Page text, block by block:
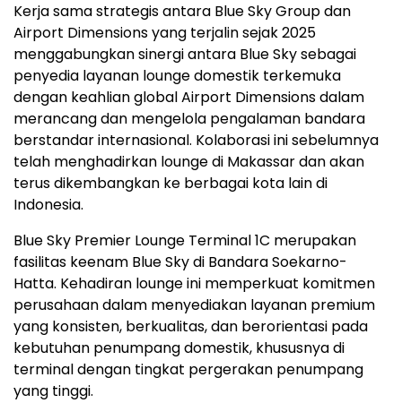
Kerja sama strategis antara Blue Sky Group dan
Airport Dimensions yang terjalin sejak 2025
menggabungkan sinergi antara Blue Sky sebagai
penyedia layanan lounge domestik terkemuka
dengan keahlian global Airport Dimensions dalam
merancang dan mengelola pengalaman bandara
berstandar internasional. Kolaborasi ini sebelumnya
telah menghadirkan lounge di Makassar dan akan
terus dikembangkan ke berbagai kota lain di
Indonesia.
Blue Sky Premier Lounge Terminal 1C merupakan
fasilitas keenam Blue Sky di Bandara Soekarno-
Hatta. Kehadiran lounge ini memperkuat komitmen
perusahaan dalam menyediakan layanan premium
yang konsisten, berkualitas, dan berorientasi pada
kebutuhan penumpang domestik, khususnya di
terminal dengan tingkat pergerakan penumpang
yang tinggi.